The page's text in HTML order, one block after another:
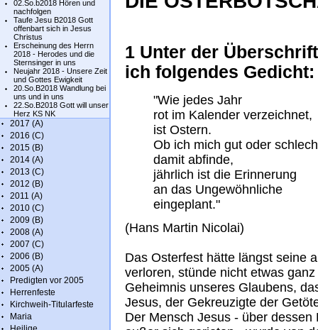
02.So.b2018 Hören und
nachfolgen
Taufe Jesu B2018 Gott
offenbart sich in Jesus
Christus
Erscheinung des Herrn
2018 - Herodes und die
Sternsinger in uns
Neujahr 2018 - Unsere Zeit
und Gottes Ewigkeit
20.So.B2018 Wandlung bei
uns und in uns
22.So.B2018 Gott will unser
Herz KS NK
2017 (A)
2016 (C)
2015 (B)
2014 (A)
2013 (C)
2012 (B)
2011 (A)
2010 (C)
2009 (B)
2008 (A)
2007 (C)
2006 (B)
2005 (A)
Predigten vor 2005
Herrenfeste
Kirchweih-Titularfeste
Maria
1 Unter der
ich folgendes Gedicht:
"Wie jedes Jahr
rot im Kalender verzeichnet,
ist Ostern.
Ob ich mich gut oder
damit abfinde,
jährlich ist die Erinnerung
an das Ungewöhnliche
eingeplant."
(Hans Martin Nicolai)
Das Osterfest hätte längst seine
verloren, stünde nicht etwas
Geheimnis unseres Glaubens,
Jesus, der Gekreuzigte der
Der Mensch Jesus - über